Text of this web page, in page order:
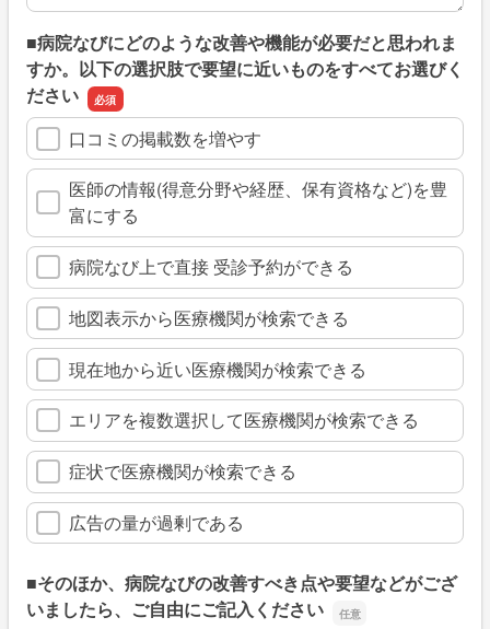
■病院なびにどのような改善や機能が必要だと思われま
すか。以下の選択肢で要望に近いものをすべてお選びく
ださい
口コミの掲載数を増やす
医師の情報(得意分野や経歴、保有資格など)を豊
富にする
病院なび上で直接 受診予約ができる
地図表示から医療機関が検索できる
現在地から近い医療機関が検索できる
エリアを複数選択して医療機関が検索できる
症状で医療機関が検索できる
広告の量が過剰である
■そのほか、病院なびの改善すべき点や要望などがござ
いましたら、ご自由にご記入ください